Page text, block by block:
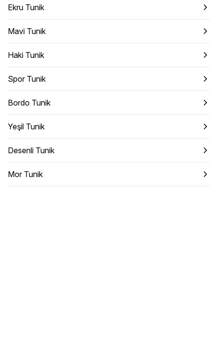
Ekru Tunik
Mavi Tunik
Haki Tunik
Spor Tunik
Bordo Tunik
Yeşil Tunik
Desenli Tunik
Mor Tunik